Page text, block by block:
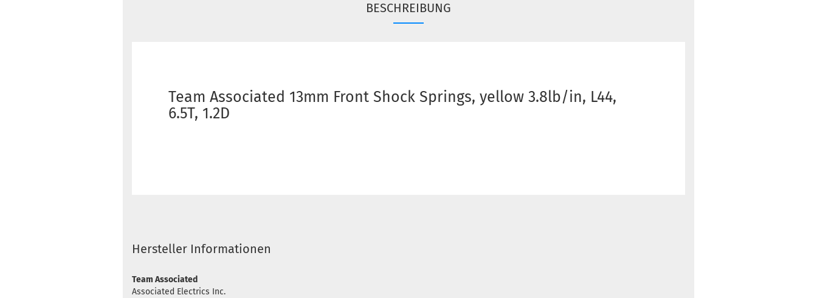
BESCHREIBUNG
Team Associated 13mm Front Shock Springs, yellow 3.8lb/in, L44,
6.5T, 1.2D
Hersteller Informationen
Team Associated
Associated Electrics Inc.